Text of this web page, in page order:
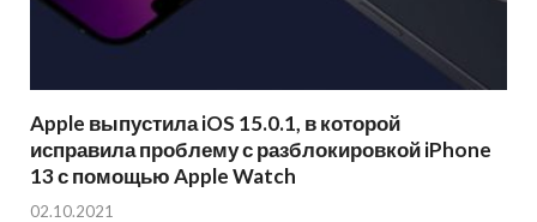
Apple выпустила iOS 15.0.1, в которой
исправила проблему с разблокировкой iPhone
13 с помощью Apple Watch
02.10.2021